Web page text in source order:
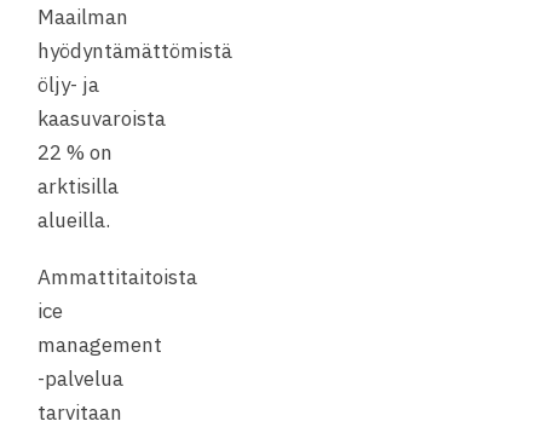
Maailman
hyödyntämättömistä
öljy- ja
kaasuvaroista
22 % on
arktisilla
alueilla.
Ammattitaitoista
ice
management
-palvelua
tarvitaan